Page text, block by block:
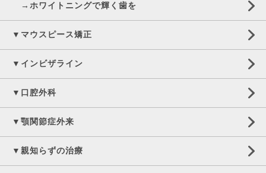
→ホワイトニングで輝く歯を
▼マウスピース矯正
▼インビザライン
▼口腔外科
▼顎関節症外来
▼親知らずの治療